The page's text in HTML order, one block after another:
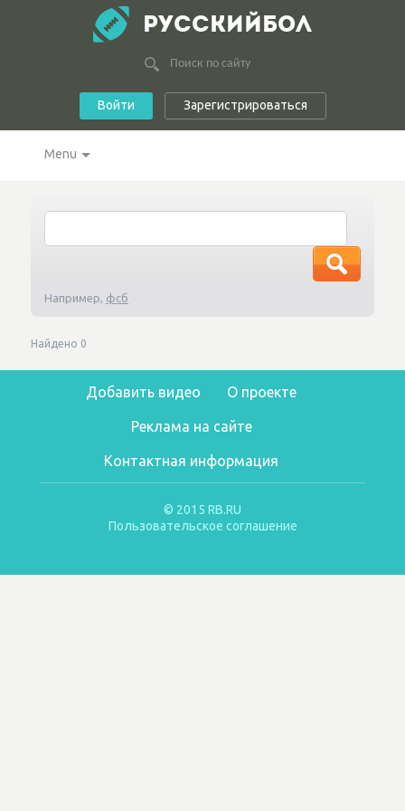
РУССКИЙБОЛ
Войти Зарегистрироваться
Menu
Например, фсб
Найдено 0
Добавить видео О проекте
Реклама на сайте
Контактная информация
© 2015 RB.RU
Пользовательское соглашение